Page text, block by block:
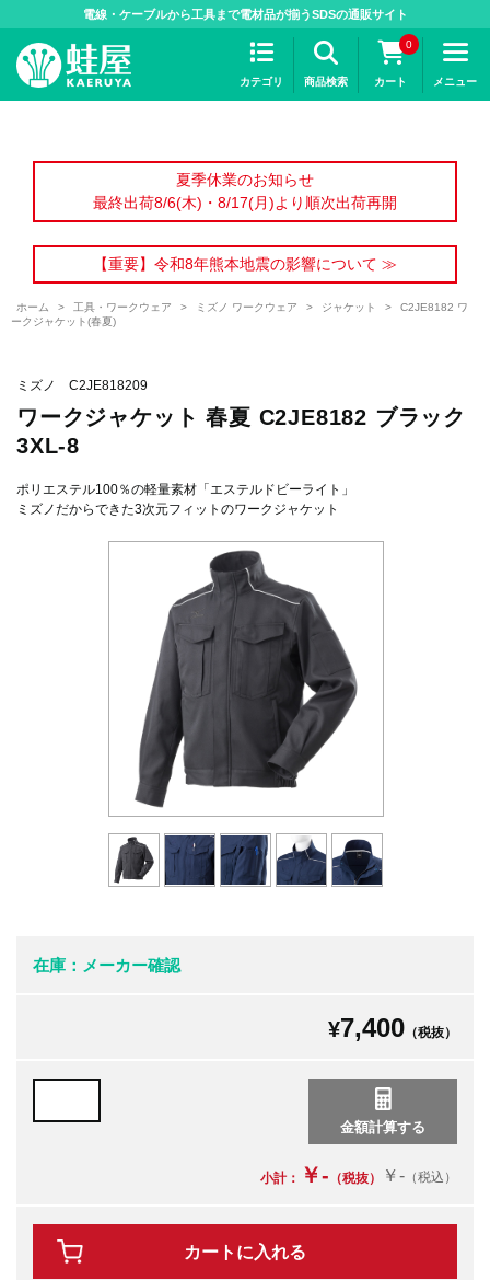
電線・ケーブルから工具まで電材品が揃うSDSの通販サイト
カテゴリ 商品検索
0
カート メニュー
夏季休業のお知らせ
最終出荷8/6(木)・8/17(月)より順次出荷再開
【重要】令和8年熊本地震の影響について ≫
ホーム > 工具・ワークウェア > ミズノ ワークウェア > ジャケット >
C2JE8182 ワ
ークジャケット(春夏)
ミズノ C2JE818209
ワークジャケット 春夏 C2JE8182 ブラック
3XL-8
ポリエステル100％の軽量素材「エステルドビーライト」
ミズノだからできた3次元フィットのワークジャケット
在庫：メーカー確認
¥7,400 （税抜）
小計： ￥- （税抜） ￥- （税込）
カートに入れる